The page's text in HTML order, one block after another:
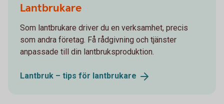
Lantbrukare
Som lantbrukare driver du en verksamhet, precis
som andra företag. Få rådgivning och tjänster
anpassade till din lantbruksproduktion.
Lantbruk – tips för lantbrukare